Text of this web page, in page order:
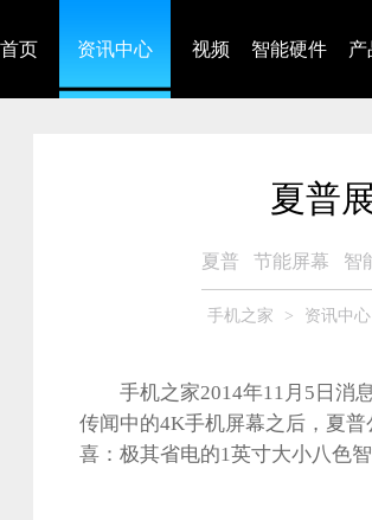
首页 资讯中心 视频 智能硬件 产
夏普
夏普 节能屏幕 智
手机之家 > 资讯中心
手机之家2014年11月5日消
传闻中的4K手机屏幕之后，夏
喜：极其省电的1英寸大小八色智